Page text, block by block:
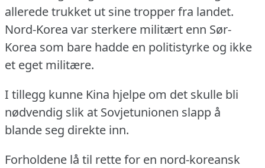
allerede trukket ut sine tropper fra landet.
Nord-Korea var sterkere militært enn Sør-
Korea som bare hadde en politistyrke og ikke
et eget militære.
I tillegg kunne Kina hjelpe om det skulle bli
nødvendig slik at Sovjetunionen slapp å
blande seg direkte inn.
Forholdene lå til rette for en nord-koreansk